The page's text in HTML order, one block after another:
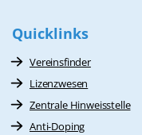
Quicklinks
Vereinsfinder
Lizenzwesen
Zentrale Hinweisstelle
Anti-Doping